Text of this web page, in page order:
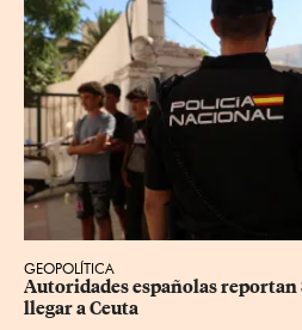
GEOPOLÍTICA
Autoridades españolas
llegar a Ceuta